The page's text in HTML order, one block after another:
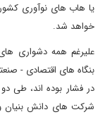
یا هاب های نوآوری
خواهد شد.
علیرغم همه دشواری
بنگاه های اقتصادی -
در فشار بوده اند، طی
شرکت های دانش بنیان و